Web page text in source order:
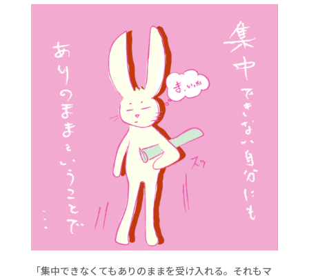
「集中できなくてもありのままを受け入れる。それもマ